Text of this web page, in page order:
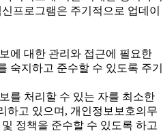
프로그램은 주기적으로 업데이
에 대한 관리와 접근에 필요한
숙지하고 준수할 수 있도록 주기
를 처리할 수 있는 자를 최소한
하고 있으며, 개인정보보호의무
정책을 준수할 수 있도록 하고